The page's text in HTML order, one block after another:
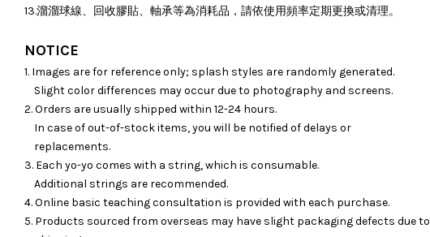
13.溜溜球線、回收膠貼、軸承等為消耗品，請依使用頻率定期更換或清理。
NOTICE
1. Images are for reference only; splash styles are randomly generated.
Slight color differences may occur due to photography and screens.
2. Orders are usually shipped within 12-24 hours.
In case of out-of-stock items, you will be notified of delays or
replacements.
3. Each yo-yo comes with a string, which is consumable.
Additional strings are recommended.
4. Online basic teaching consultation is provided with each purchase.
5. Products sourced from overseas may have slight packaging defects due to